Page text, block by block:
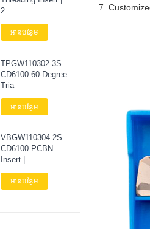
7.
2
អានបន្ថែម
TPGW110302-3S
CD6100 60-Degree
Tria
អានបន្ថែម
VBGW110304-2S
CD6100 PCBN
Insert |
អានបន្ថែម